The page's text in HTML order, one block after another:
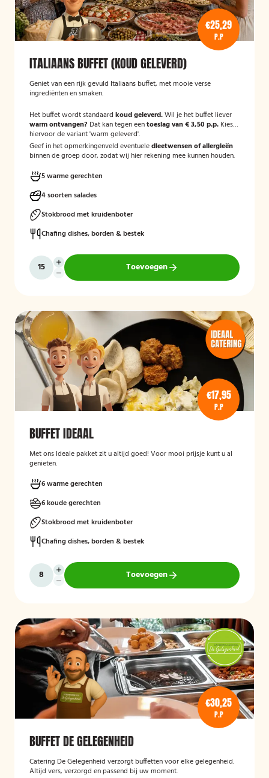
€25,29
P.P
ITALIAANS BUFFET (KOUD GELEVERD)
Geniet van een rijk gevuld Italiaans buffet, met mooie verse
ingrediënten en smaken.
Het buffet wordt standaard koud geleverd.Wil je het buffet liever
warm ontvangen? Dat kan tegen eentoeslag van € 3,50 p.p. Kies
hiervoor de variant 'warm geleverd'.
Geef in het opmerkingenveld eventueledieetwensen of allergieën
binnen de groep door, zodat wij hier rekening mee kunnen houden.
5 warme gerechten
4 soorten salades
Stokbrood met kruidenboter
Chafing dishes, borden & bestek
Toevoegen
€17,95
P.P
BUFFET IDEAAL
Met ons Ideale pakket zit u altijd goed! Voor mooi prijsje kunt u al
genieten.
6 warme gerechten
6 koude gerechten
Stokbrood met kruidenboter
Chafing dishes, borden & bestek
Toevoegen
€30,25
P.P
BUFFET DE GELEGENHEID
Catering De Gelegenheid verzorgt buffetten voor elke gelegenheid.
Altijd vers, verzorgd en passend bij uw moment.